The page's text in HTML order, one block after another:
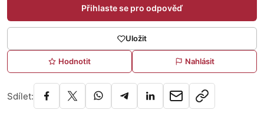
Přihlaste se pro odpověď
Uložit
Hodnotit Nahlásit
Sdílet: